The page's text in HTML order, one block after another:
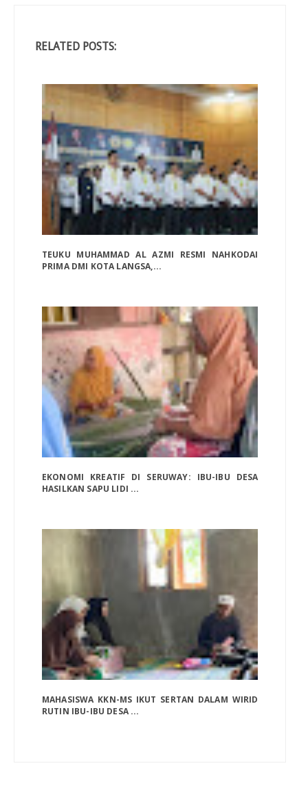
RELATED POSTS:
TEUKU MUHAMMAD AL AZMI RESMI NAHKODAI
PRIMA DMI KOTA LANGSA,...
EKONOMI KREATIF DI SERUWAY: IBU-IBU DESA
HASILKAN SAPU LIDI ...
MAHASISWA KKN-MS IKUT SERTAN DALAM WIRID
RUTIN IBU-IBU DESA ...